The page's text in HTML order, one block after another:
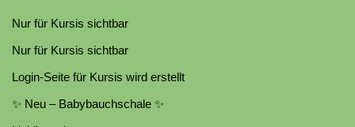
Nur für Kursis sichtbar
Nur für Kursis sichtbar
Login-Seite für Kursis wird erstellt
✨ Neu – Babybauchschale ✨